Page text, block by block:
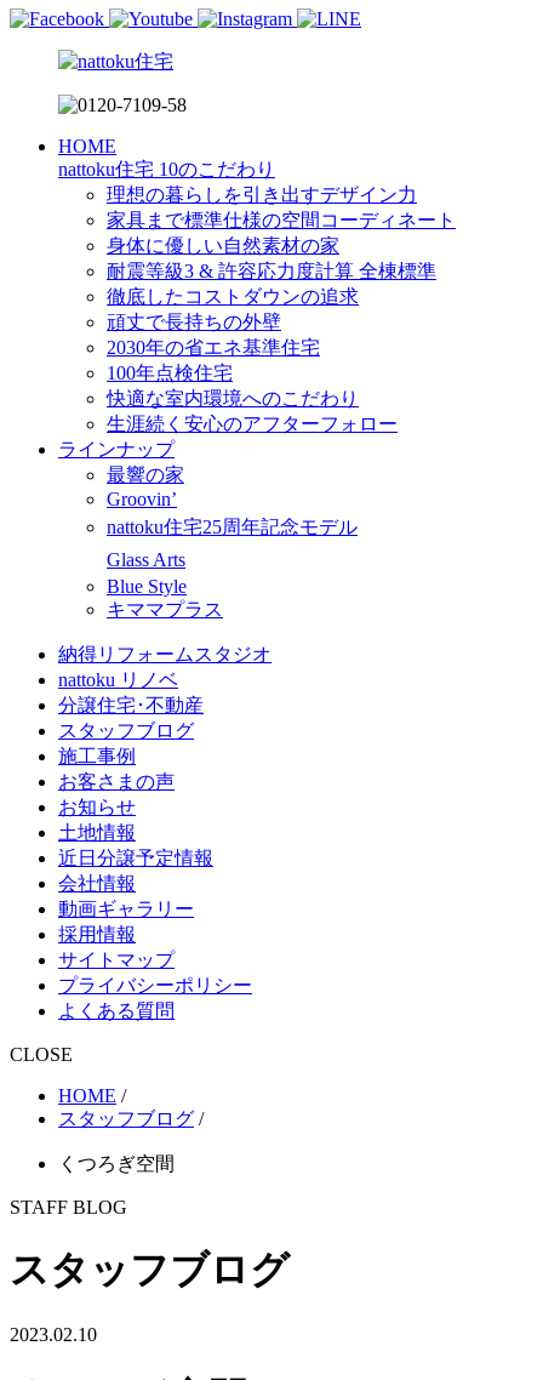
HOME
nattoku住宅 10のこだわり
理想の暮らしを引き出すデザイン力
家具まで標準仕様の空間コーディネート
身体に優しい自然素材の家
耐震等級3 & 許容応力度計算 全棟標準
徹底したコストダウンの追求
頑丈で長持ちの外壁
2030年の省エネ基準住宅
100年点検住宅
快適な室内環境へのこだわり
生涯続く安心のアフターフォロー
ラインナップ
最響の家
Groovin’
nattoku住宅25周年記念モデル
Glass Arts
Blue Style
キママプラス
納得リフォームスタジオ
nattoku リノベ
分譲住宅･不動産
スタッフブログ
施工事例
お客さまの声
お知らせ
土地情報
近日分譲予定情報
会社情報
動画ギャラリー
採用情報
サイトマップ
プライバシーポリシー
よくある質問
CLOSE
HOME /
スタッフブログ /
くつろぎ空間
STAFF BLOG
スタッフブログ
2023.02.10